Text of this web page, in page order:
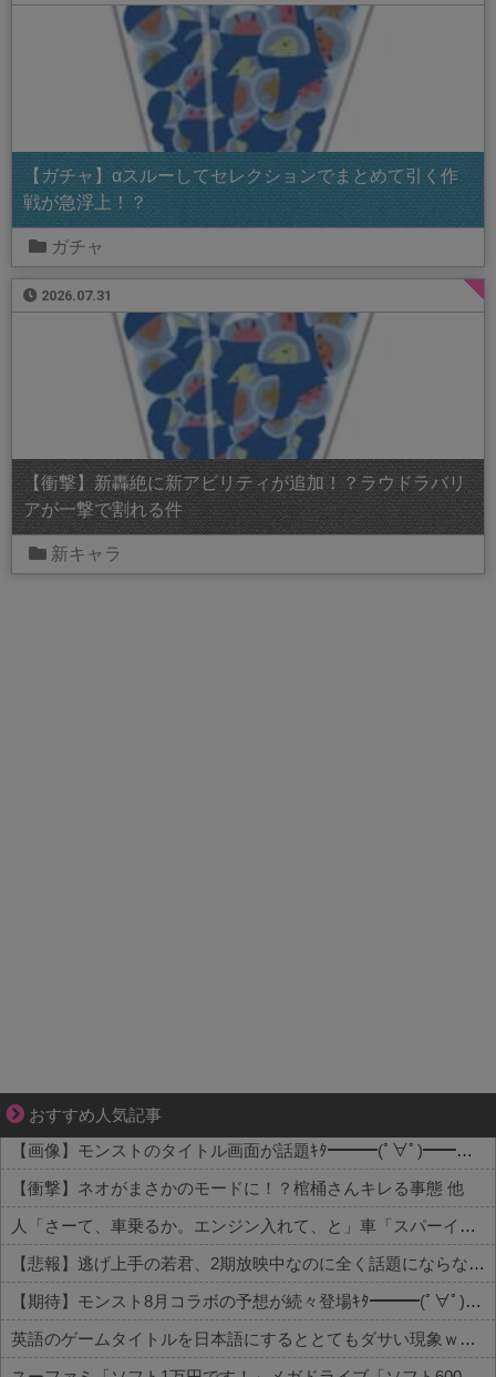
【ガチャ】αスルーしてセレクションでまとめて引く作
戦が急浮上！？
ガチャ
2026.07.31
【衝撃】新轟絶に新アビリティが追加！？ラウドラバリ
アが一撃で割れる件
新キャラ
おすすめ人気記事
成長の先で気づいた想い、不器用な大人の恋
【画像】モンストのタイトル画面が話題ｷﾀ━━━(ﾟ∀ﾟ)━━━!! 他
【衝撃】ネオがまさかのモードに！？棺桶さんキレる事態 他
人「さーて、車乗るか。エンジン入れて、と」車「スパーイダマーンッ」→炎上 他
【悲報】逃げ上手の若君、2期放映中なのに全く話題にならない 他
【期待】モンスト8月コラボの予想が続々登場ｷﾀ━━━(ﾟ∀ﾟ)━━━!! 他
英語のゲームタイトルを日本語にするととてもダサい現象ｗｗｗｗ